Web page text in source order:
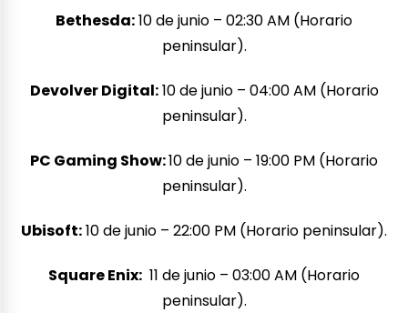
Bethesda:10 de junio – 02:30 AM (Horario
peninsular).
Devolver Digital:10 de junio – 04:00 AM (Horario
peninsular).
PC Gaming Show:10 de junio – 19:00 PM (Horario
peninsular).
Ubisoft:10 de junio – 22:00 PM (Horario peninsular).
Square Enix: 11 de junio – 03:00 AM (Horario
peninsular).